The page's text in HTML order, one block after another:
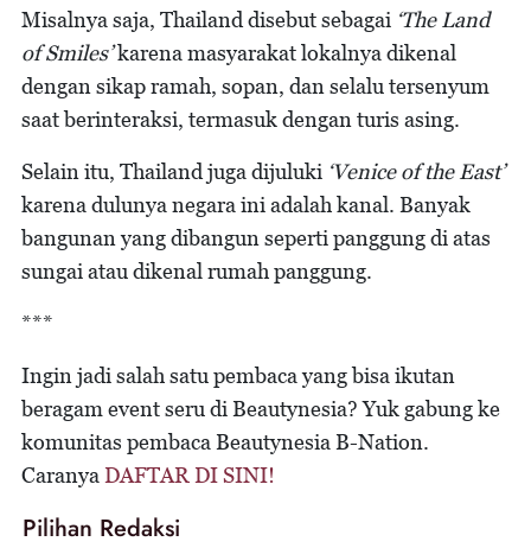
Misalnya saja, Thailand disebut sebagai ‘The Land
of Smiles’karena masyarakat lokalnya dikenal
dengan sikap ramah, sopan, dan selalu tersenyum
saat berinteraksi, termasuk dengan turis asing.
Selain itu, Thailand juga dijuluki ‘Venice of the East’
karena dulunya negara ini adalah kanal. Banyak
bangunan yang dibangun seperti panggung di atas
sungai atau dikenal rumah panggung.
***
Ingin jadi salah satu pembaca yang bisa ikutan
beragam event seru di Beautynesia? Yuk gabung ke
komunitas pembaca Beautynesia B-Nation.
Caranya DAFTAR DI SINI!
Pilihan Redaksi